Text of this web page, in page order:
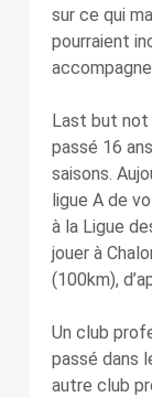
sur ce qui
pourraient
Last but not
passé 16
saisons.
ligue A de
à la Ligue
jouer à
(100km),
Un club
passé dans
autre club